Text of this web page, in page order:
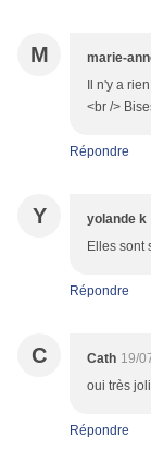
M marie-
Il n'y a
<br />
Répondre
Y yolande k
Elles sont
Répondre
C Cath 19/
oui très
Répondre